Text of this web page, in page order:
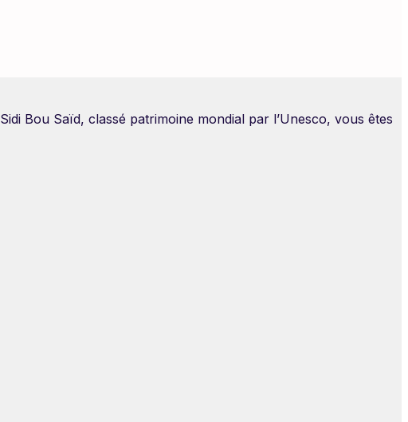
Bou Saïd, classé patrimoine mondial par l’Unesco, vous êtes